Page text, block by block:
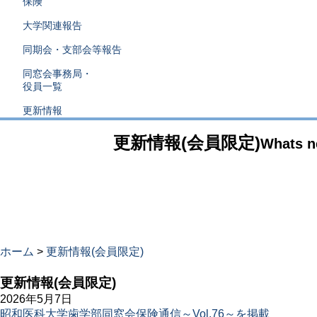
大学関連報告
同期会・支部会等報告
同窓会事務局・
役員一覧
更新情報
更新情報(会員限定)Whats
ホーム > 更新情報(会員限定)
更新情報(会員限定)
2026年5月7日
昭和医科大学歯学部同窓会保険通信～Vol.76～を掲載